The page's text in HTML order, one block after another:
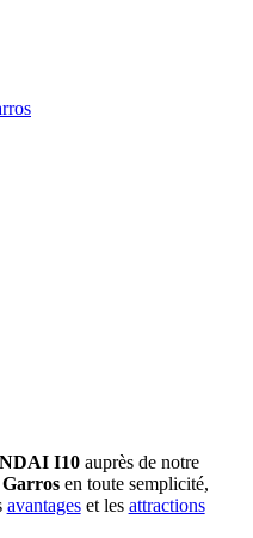
I10auprès de notre
en toute semplicité,
avantageset les attractions